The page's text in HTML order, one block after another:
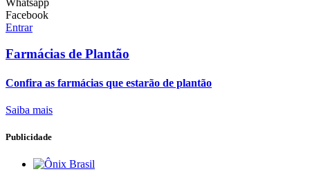
Facebook
Entrar
Farmácias de Plantão
Confira as farmácias que estarão de plantão
Saiba mais
Publicidade